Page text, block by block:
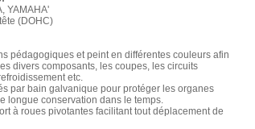
YAMAHA'
(DOHC)
pédagogiques et peint en différentes couleurs afin
divers composants, les coupes, les circuits
etc.
par bain galvanique pour protéger les organes
longue conservation dans le temps.
à roues pivotantes facilitant tout déplacement de